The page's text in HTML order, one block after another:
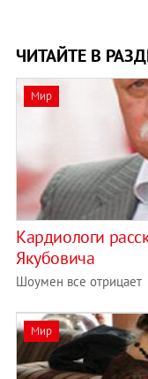
ЧИТАЙТЕ В
Мир
Кардиологи
Якубовича
Шоумен все отрицает
Мир